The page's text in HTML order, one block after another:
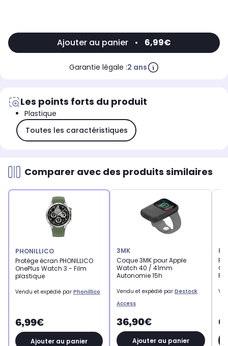
Ajouter au panier • 6,99€
Garantie légale :2 ans
Les points forts du produit
Plastique
Toutes les caractéristiques
Comparer avec des produits similaires
PHONILLICO
Protège écran PHONILLICO
OnePlus Watch 3 - Film
plastique
Vendu et expédié par Phonillico
6,99€
Ajouter au panier
3MK
Coque 3MK pour Apple
Watch 40 / 41mm
Autonomie 15h
Vendu et expédié par Destock
Access
36,90€
Ajouter au panier